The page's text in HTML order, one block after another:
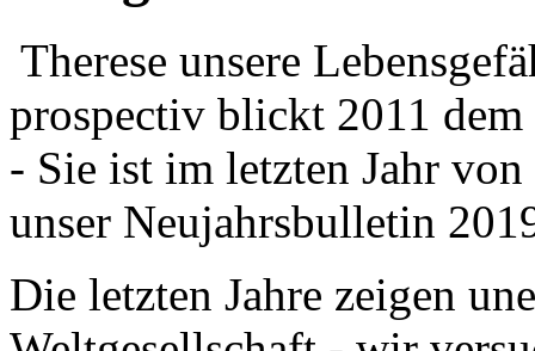
Therese unsere
prospectiv blickt 2011
- Sie ist im letzten Jahr
unser Neujahrsbulletin
Die letzten Jahre zeigen